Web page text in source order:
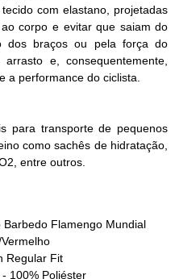
com elastano, projetadas
corpo e evitar que saiam do
dos braços ou pela força do
e, consequentemente,
a performance do ciclista.
para transporte de pequenos
como sachês de hidratação,
entre outros.
Flamengo Mundial
Regular Fit
100% Poliéster